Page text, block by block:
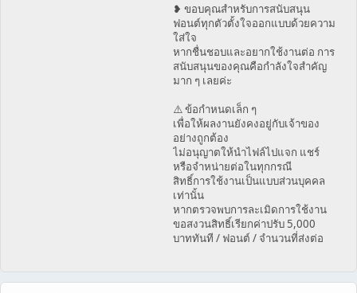
❥ ขอบคุณสำหรับการสนับสนุน
ฟอนต์ทุกตัวตั้งใจออกแบบด้วยความ
ใส่ใจ
หากชื่นชอบและอยากใช้งานต่อ การ
สนับสนุนของคุณคือกำลังใจสำคัญ
มาก ๆ เลยค่ะ
⚠️ ข้อกำหนดเล็ก ๆ
เพื่อให้ผลงานยังคงอยู่กับเจ้าของ
อย่างถูกต้อง
ไม่อนุญาตให้นำไฟล์ไปแจก แชร์
หรือจำหน่ายต่อในทุกกรณี
สิทธิ์การใช้งานเป็นแบบส่วนบุคคล
เท่านั้น
หากตรวจพบการละเมิดการใช้งาน
ขอสงวนสิทธิ์เรียกค่าปรับ 5,000
บาททันที / ฟอนต์ / จำนวนที่ส่งต่อ